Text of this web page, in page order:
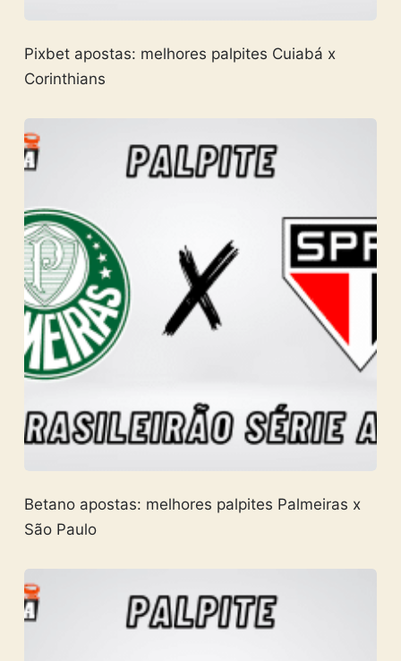
Pixbet apostas: melhores palpites Cuiabá x
Corinthians
Betano apostas: melhores palpites Palmeiras x
São Paulo